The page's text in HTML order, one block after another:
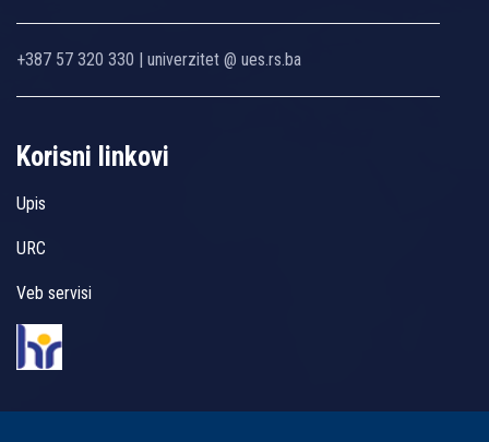
+387 57 320 330 | univerzitet @ ues.rs.ba
Korisni linkovi
Upis
URC
Veb servisi